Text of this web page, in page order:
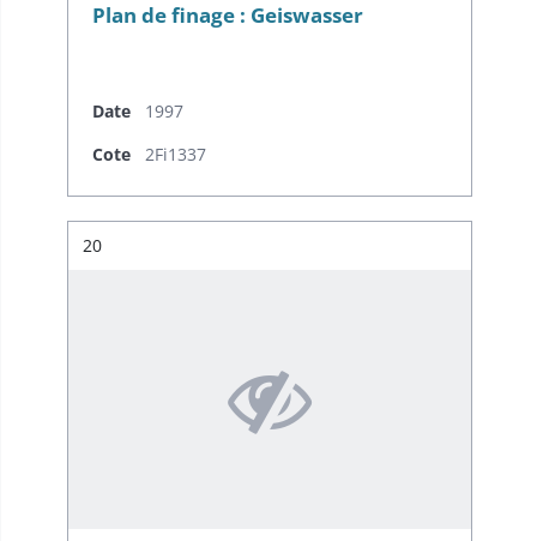
Plan de finage : Geiswasser
Date
1997
Cote
2Fi1337
Résultat n°
20